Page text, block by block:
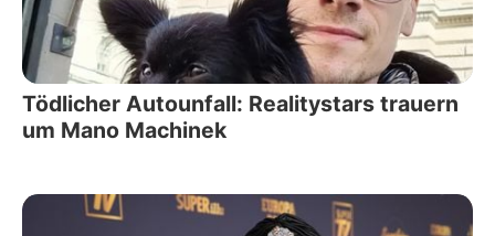
Tödlicher Autounfall: Realitystars trauern
um Mano Machinek